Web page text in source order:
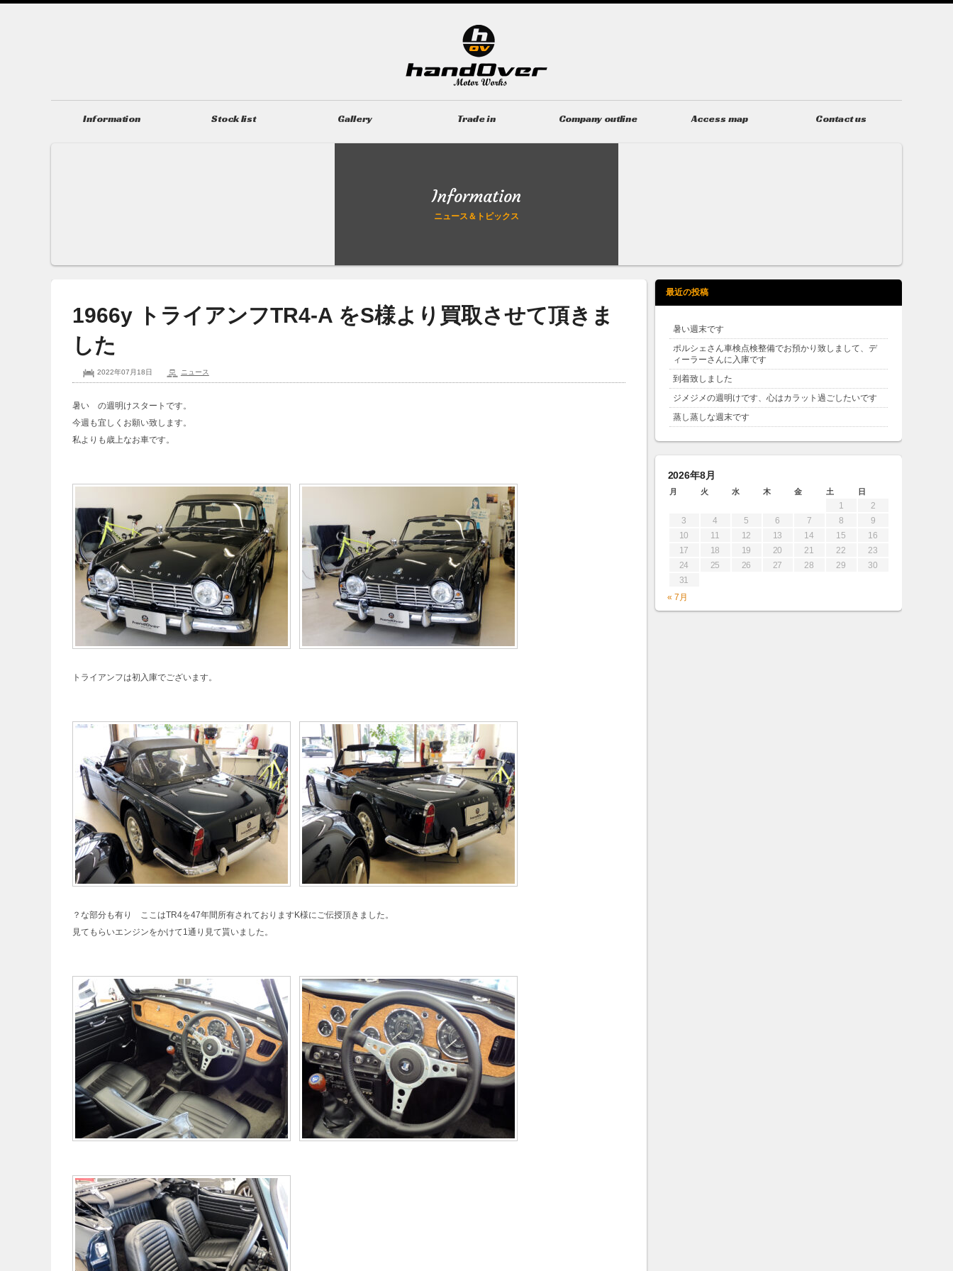
Information Stock list Gallery Trade in Company outline Access map Contact us
Information
ニュース＆トピックス
1966y トライアンフTR4-A をS様より買取させて頂きま
した
2022年07月18日 ニュース
暑い の週明けスタートです。
今週も宜しくお願い致します。
私よりも歳上なお車です。
トライアンフは初入庫でございます。
？な部分も有り ここはTR4を47年間所有されておりますK様にご伝授頂きました。
見てもらいエンジンをかけて1通り見て貰いました。
最近の投稿
暑い週末です
ポルシェさん車検点検整備でお預かり致しまして、デ
ィーラーさんに入庫です
到着致しました
ジメジメの週明けです、心はカラット過ごしたいです
蒸し蒸しな週末です
2026年8月
月 火 水 木 金 土 日
1
2
3
4 5 6 7 8
9
10
11 12 13 14 15
16
17
18 19 20 21 22
23
24
25 26 27 28 29
30
31
« 7月